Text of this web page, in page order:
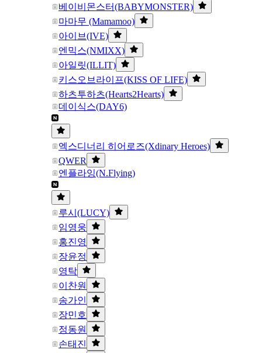
베이비몬스터(BABYMONSTER)
마마무 (Mamamoo)
아이브(IVE)
엔믹스(NMIXX)
아일릿(ILLIT)
키스오브라이프(KISS OF LIFE)
하츠투하츠(Hearts2Hearts)
데이식스(DAY6)
엑스디너리 히어로즈(Xdinary Heroes)
QWER
엔플라잉(N.Flying)
루시(LUCY)
임영웅
홍진영
장윤정
영탁
이찬원
송가인
장민호
정동원
손태진